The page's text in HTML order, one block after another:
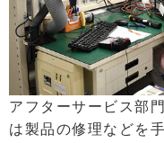
アフターサービス部
は製品の修理などを